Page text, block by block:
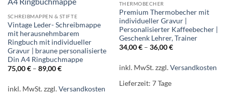
SCHREIBMAPPEN & STIFTE
Vintage Leder- Schreibmappe
mit herausnehmbarem
Ringbuch mit individueller
Gravur | braune personalisierte
Din A4 Ringbuchmappe
75,00€– 89,00€
inkl. MwSt.zzgl.Versandkosten
THERMOBECHER
Premium Thermobecher mit
individueller Gravur |
Personalisierter Kaffeebecher |
Geschenk Lehrer, Trainer
34,00€– 36,00€
inkl. MwSt.zzgl.Versandkosten
Lieferzeit: 7 Tage